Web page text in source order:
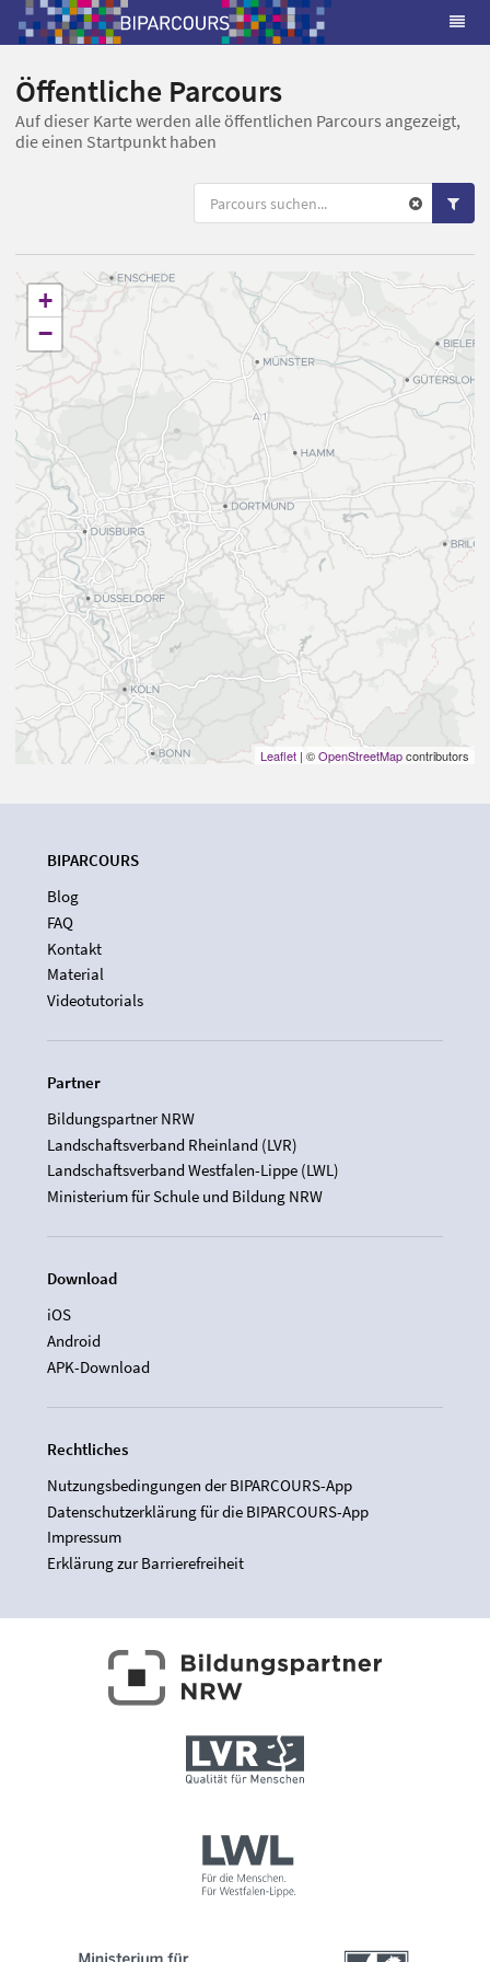
Öffentliche Parcours
Auf dieser Karte werden alle öffentlichen Parcours angezeigt,
die einen Startpunkt haben
+
−
Leaflet | ©OpenStreetMapcontributors
BIPARCOURS
Blog
FAQ
Kontakt
Material
Videotutorials
Partner
Bildungspartner NRW
Landschaftsverband Rheinland (LVR)
Landschaftsverband Westfalen-Lippe (LWL)
Ministerium für Schule und Bildung NRW
Download
iOS
Android
APK-Download
Rechtliches
Nutzungsbedingungen der BIPARCOURS-App
Datenschutzerklärung für die BIPARCOURS-App
Impressum
Erklärung zur Barrierefreiheit